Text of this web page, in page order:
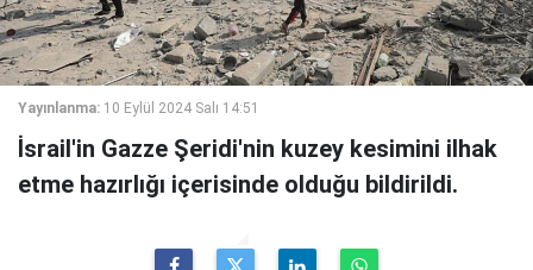
Yayınlanma: 10 Eylül 2024 Salı 14:51
İsrail'in Gazze Şeridi'nin kuzey kesimini ilhak
etme hazırlığı içerisinde olduğu bildirildi.